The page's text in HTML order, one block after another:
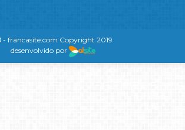
- francasite.com Copyright 2019
desenvolvido por